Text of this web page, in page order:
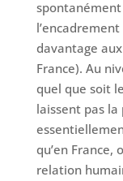
spontanément
davantage
France). Au
quel que soit
laissent pas la
qu’en France,
relation